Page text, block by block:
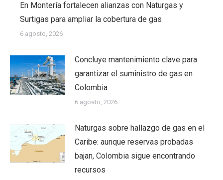
En Montería fortalecen alianzas con Naturgas y
Surtigas para ampliar la cobertura de gas
6 agosto, 2026
Concluye mantenimiento clave para
garantizar el suministro de gas en
Colombia
6 agosto, 2026
Naturgas sobre hallazgo de gas en el
Caribe: aunque reservas probadas
bajan, Colombia sigue encontrando
recursos